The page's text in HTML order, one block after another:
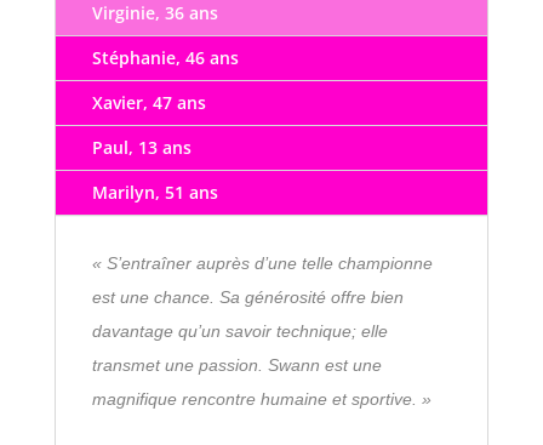
Virginie, 36 ans
Stéphanie, 46 ans
Xavier, 47 ans
Paul, 13 ans
Marilyn, 51 ans
« S’entraîner auprès d’une telle championne
est une chance. Sa générosité offre bien
davantage qu’un savoir technique; elle
transmet une passion. Swann est une
magnifique rencontre humaine et sportive. »